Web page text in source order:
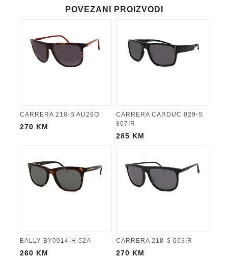
POVEZANI PROIZVODI
CARRERA 218-S AU29O
270 KM
CARRERA CARDUC 029-S
807IR
285 KM
BALLY BY0014-H 52A
260 KM
CARRERA 218-S 003IR
270 KM